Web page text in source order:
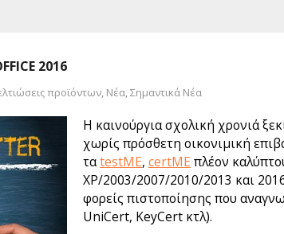
2016
προϊόντων, Νέα,Σημαντικά Νέα
Η καινούργια σχολική χρονιά
χωρίς πρόσθετη οικονιμική
ταtestME, certME πλέον
XP/2003/2007/2010/2013 και
φορείς πιστοποίησης που
UniCert, KeyCert κτλ).